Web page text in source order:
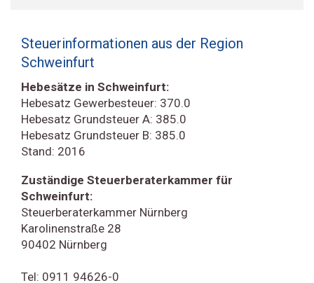
Steuerinformationen aus der Region
Schweinfurt
Hebesätze in Schweinfurt:
Hebesatz Gewerbesteuer: 370.0
Hebesatz Grundsteuer A: 385.0
Hebesatz Grundsteuer B: 385.0
Stand: 2016
Zuständige Steuerberaterkammer für
Schweinfurt:
Steuerberaterkammer Nürnberg
Karolinenstraße 28
90402 Nürnberg
Tel: 0911 94626-0